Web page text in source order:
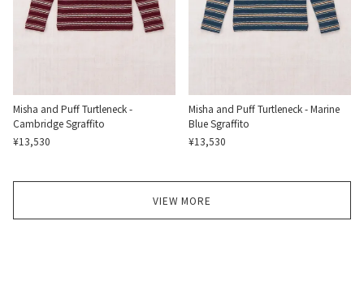
Misha and Puff Turtleneck -
Cambridge Sgraffito
¥13,530
Misha and Puff Turtleneck - Marine
Blue Sgraffito
¥13,530
VIEW MORE